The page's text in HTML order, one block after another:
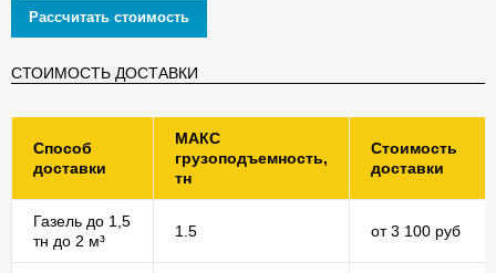
Рассчитать стоимость
СТОИМОСТЬ ДОСТАВКИ
Способ
доставки
МАКС
грузоподъемность,
тн
Стоимость
доставки
Газель до 1,5
тн до 2 м³
1.5 от 3 100 руб